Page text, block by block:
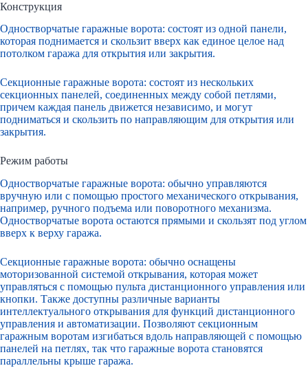
Конструкция
Одностворчатые гаражные ворота: состоят из одной панели,
которая поднимается и скользит вверх как единое целое над
потолком гаража для открытия или закрытия.
Секционные гаражные ворота: состоят из нескольких
секционных панелей, соединенных между собой петлями,
причем каждая панель движется независимо, и могут
подниматься и скользить по направляющим для открытия или
закрытия.
Режим работы
Одностворчатые гаражные ворота: обычно управляются
вручную или с помощью простого механического открывания,
например, ручного подъема или поворотного механизма.
Одностворчатые ворота остаются прямыми и скользят под углом
вверх к верху гаража.
Секционные гаражные ворота: обычно оснащены
моторизованной системой открывания, которая может
управляться с помощью пульта дистанционного управления или
кнопки. Также доступны различные варианты
интеллектуального открывания для функций дистанционного
управления и автоматизации. Позволяют секционным
гаражным воротам изгибаться вдоль направляющей с помощью
панелей на петлях, так что гаражные ворота становятся
параллельны крыше гаража.